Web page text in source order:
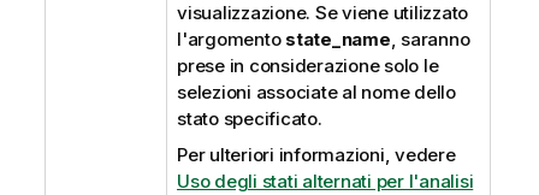
visualizzazione. Se viene utilizzato
l'argomento state_name, saranno
prese in considerazione solo le
selezioni associate al nome dello
stato specificato.
Per ulteriori informazioni, vedere
Uso degli stati alternati per l'analisi